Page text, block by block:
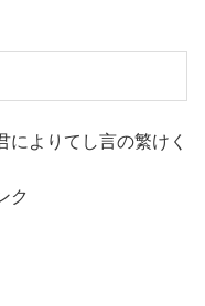
によりてし言の繁けく
ク